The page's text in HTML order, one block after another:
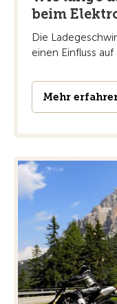
beim
Die
einen Einfluss auf
Mehr